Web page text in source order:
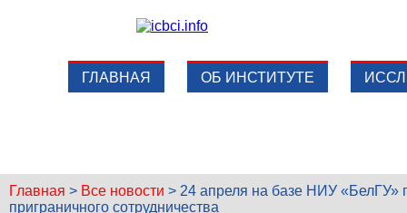
ГЛАВНАЯ ОБ ИНСТИТУТЕ
Главная > Все новости > 24 апреля на базе НИУ
приграничного сотрудничества